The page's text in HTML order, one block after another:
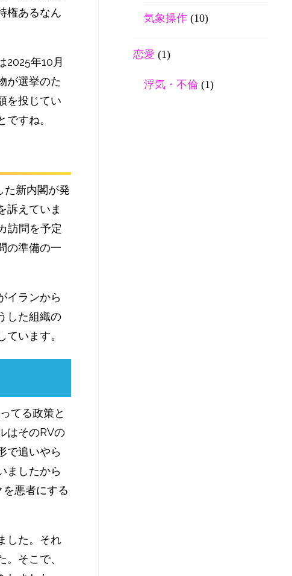
権あるなん
2025年10月
が選挙のた
を投じてい
すね。
た新内閣が発
訴えていま
訪問を予定
の準備の一
イランから
した組織の
います。
てる政策と
はそのRVの
で追いやら
ましたから
悪者にする
した。それ
そこで、
気象操作 (10)
恋愛 (1)
浮気・不倫 (1)